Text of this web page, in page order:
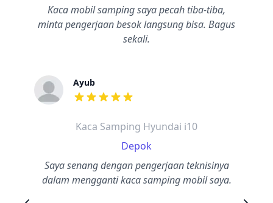
Kaca mobil samping saya pecah tiba-tiba,
minta pengerjaan besok langsung bisa. Bagus
sekali.
Ayub
dari ulasan adalah bintang lima
Kaca Samping Hyundai i10
Depok
Saya senang dengan pengerjaan teknisinya
dalam mengganti kaca samping mobil saya.